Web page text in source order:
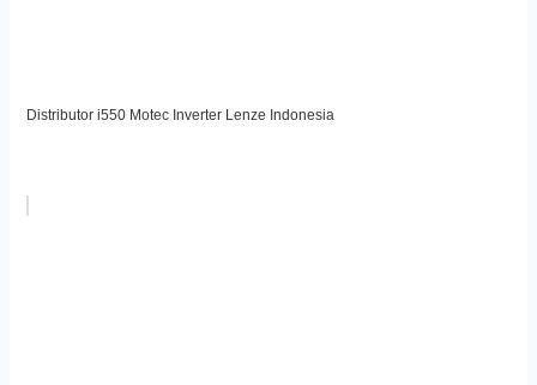
Distributor i550 Motec Inverter Lenze Indonesia